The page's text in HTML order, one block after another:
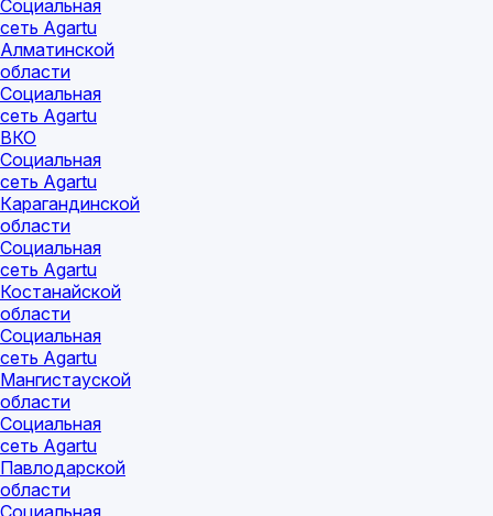
Социальная
сеть Agartu
Алматинской
области
Социальная
сеть Agartu
ВКО
Социальная
сеть Agartu
Карагандинской
области
Социальная
сеть Agartu
Костанайской
области
Социальная
сеть Agartu
Мангистауской
области
Социальная
сеть Agartu
Павлодарской
области
Социальная